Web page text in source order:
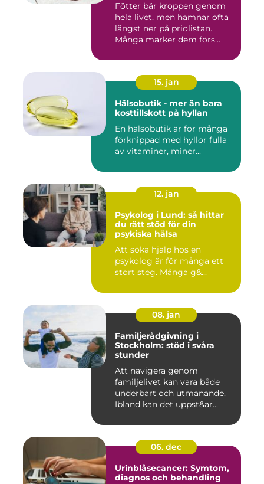
Fötter bär kroppen genom
hela livet, men hamnar ofta
längst ner på priolistan.
Många märker dem förs...
15. jan
Hälsobutik - mer än bara
kosttillskott på hyllan
En hälsobutik är för många
förknippad med hyllor fulla
av vitaminer, miner...
12. jan
Psykolog i Lund: så hittar
du rätt stöd för din
psykiska hälsa
Att söka hjälp hos en
psykolog är för många ett
stort steg. Många g&...
08. jan
Familjerådgivning i
Stockholm: stöd i svåra
stunder
Att navigera genom
familjelivet kan vara både
underbart och utmanande.
Ibland kan det uppst&ar...
06. dec
Urinblåsecancer: Symtom,
diagnos och behandling